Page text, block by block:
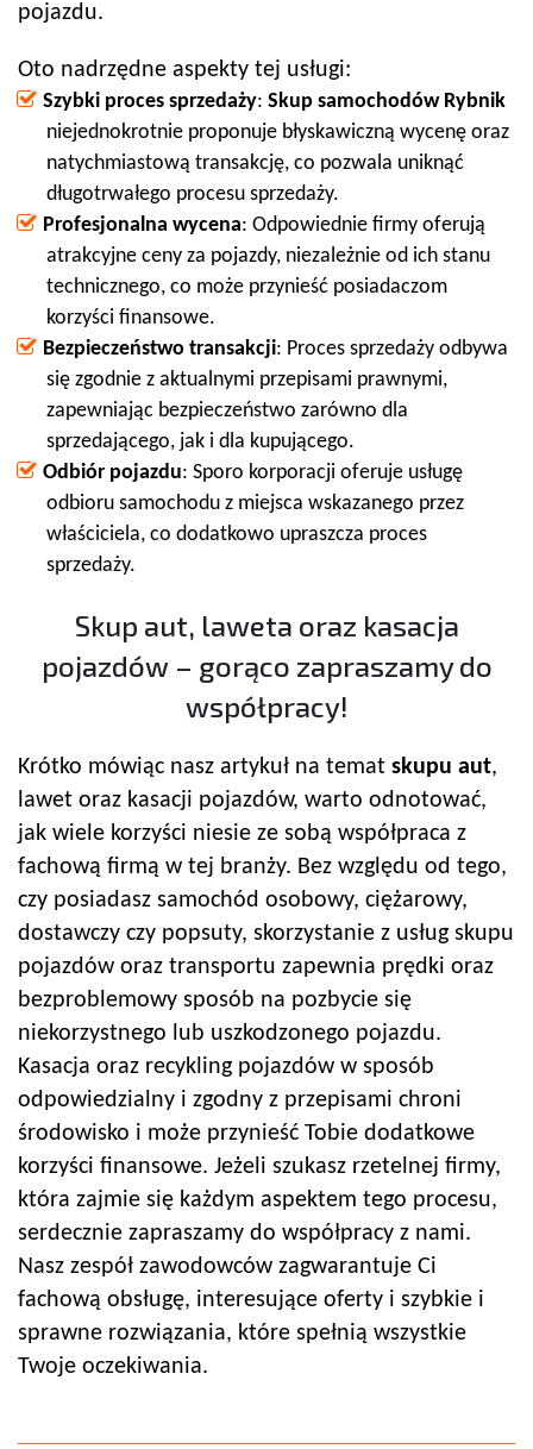
pojazdu.
Oto nadrzędne aspekty tej usługi:
Szybki proces sprzedaży: Skup samochodówRybnik
niejednokrotnie proponuje błyskawiczną wycenę oraz
natychmiastową transakcję, co pozwala uniknąć
długotrwałego procesu sprzedaży.
Profesjonalna wycena: Odpowiednie firmy oferują
atrakcyjne ceny za pojazdy, niezależnie od ich stanu
technicznego, co może przynieść posiadaczom
korzyści finansowe.
Bezpieczeństwo transakcji: Proces sprzedaży odbywa
się zgodnie z aktualnymi przepisami prawnymi,
zapewniając bezpieczeństwo zarówno dla
sprzedającego, jak i dla kupującego.
Odbiór pojazdu: Sporo korporacji oferuje usługę
odbioru samochodu z miejsca wskazanego przez
właściciela, co dodatkowo upraszcza proces
sprzedaży.
Skup aut, laweta oraz kasacja
pojazdów – gorąco zapraszamy do
współpracy!
Krótko mówiąc nasz artykuł na temat skupu aut,
lawet oraz kasacji pojazdów, warto odnotować,
jak wiele korzyści niesie ze sobą współpraca z
fachową firmą w tej branży. Bez względu od tego,
czy posiadasz samochód osobowy, ciężarowy,
dostawczy czy popsuty, skorzystanie z usług skupu
pojazdów oraz transportu zapewnia prędki oraz
bezproblemowy sposób na pozbycie się
niekorzystnego lub uszkodzonego pojazdu.
Kasacja oraz recykling pojazdów w sposób
odpowiedzialny i zgodny z przepisami chroni
środowisko i może przynieść Tobie dodatkowe
korzyści finansowe. Jeżeli szukasz rzetelnej firmy,
która zajmie się każdym aspektem tego procesu,
serdecznie zapraszamy do współpracy z nami.
Nasz zespół zawodowców zagwarantuje Ci
fachową obsługę, interesujące oferty i szybkie i
sprawne rozwiązania, które spełnią wszystkie
Twoje oczekiwania.